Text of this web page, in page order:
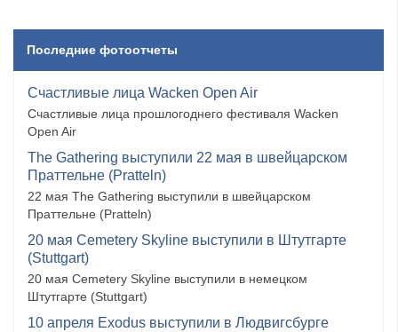
Последние фотоотчеты
Счастливые лица Wacken Open Air
Счастливые лица прошлогоднего фестиваля Wacken
Open Air
The Gathering выступили 22 мая в швейцарском
Праттельне (Pratteln)
22 мая The Gathering выступили в швейцарском
Праттельне (Pratteln)
20 мая Cemetery Skyline выступили в Штутгарте
(Stuttgart)
20 мая Cemetery Skyline выступили в немецком
Штутгарте (Stuttgart)
10 апреля Exodus выступили в Людвигсбурге